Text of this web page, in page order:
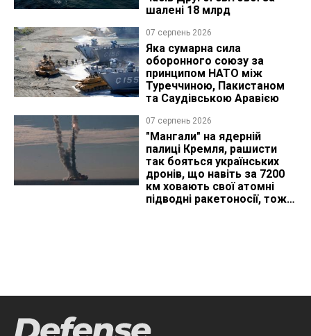
шалені 18 млрд
07 серпень 2026
Яка сумарна сила
оборонного союзу за
принципом НАТО між
Туреччиною, Пакистаном
та Саудівською Аравією
07 серпень 2026
"Мангали" на ядерній
палиці Кремля, рашисти
так бояться українських
дронів, що навіть за 7200
км ховають свої атомні
підводні ракетоносії, тож